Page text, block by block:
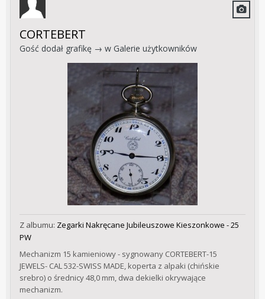
CORTEBERT
Gość dodał grafikę → w Galerie użytkowników
Z albumu: Zegarki Nakręcane Jubileuszowe Kieszonkowe - 25
PW
Mechanizm 15 kamieniowy - sygnowany CORTEBERT-15
JEWELS- CAL 532-SWISS MADE, koperta z alpaki (chińskie
srebro) o średnicy 48,0 mm, dwa dekielki okrywające
mechanizm.